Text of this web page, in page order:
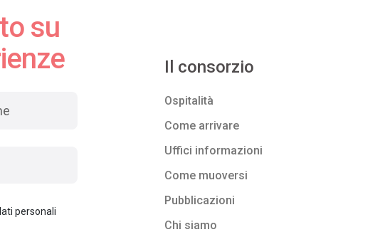
su
personali
Il consorzio
Ospitalità
Come arrivare
Uffici informazioni
Come muoversi
Pubblicazioni
Chi siamo